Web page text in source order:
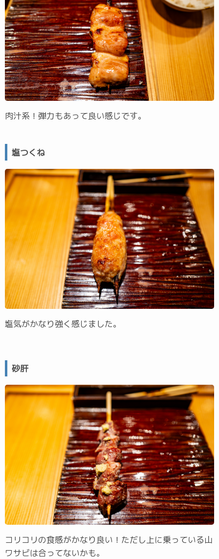
肉汁系！弾力もあって良い感じです。
塩つくね
塩気がかなり強く感じました。
砂肝
コリコリの食感がかなり良い！ただし上に乗っている山
ワサビは合ってないかも。